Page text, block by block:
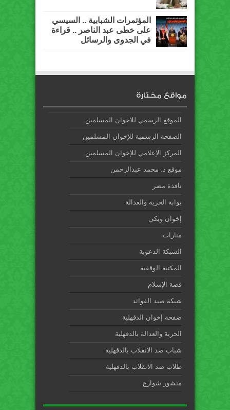
المؤتمرات الشبابية .. السيسي
على خطى عبد الناصر .. قراءة
في الجدوى والرسائل
مواقع مختارة
الموقع الرسمي للاخوان المسلمين
الصفحة الرسمية للإخوان المسلمين
المركز الإعلامي للإخوان المسلمين
موقع د. محمد عبدالرحمن
نافذة مصر
بوابة الحرية والعدالة
إخوان ويكي
منارات
الشبكة الدعوية
المكتبة الوقفية
قصة الإسلام
شبكة صيد الفوائد
صفحة إخوان الدقهلية
الحرية والعدالة بالدقهلية
شباب ضد الانقلاب بالدقهلية
طلاب ضد الانقلاب بالدقهلية
منشور شوارع